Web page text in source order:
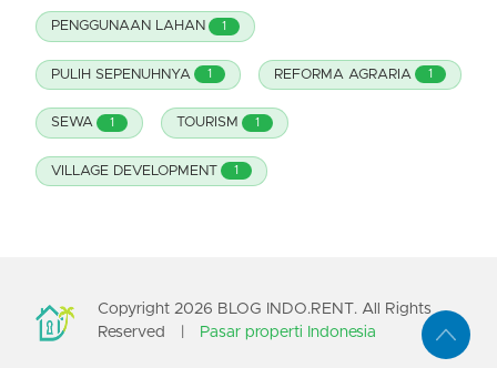
PENGGUNAAN LAHAN 1
PULIH SEPENUHNYA 1 REFORMA AGRARIA 1
SEWA 1 TOURISM 1
VILLAGE DEVELOPMENT 1
Copyright 2026 BLOG INDO.RENT. All Rights
Reserved
Pasar properti Indonesia